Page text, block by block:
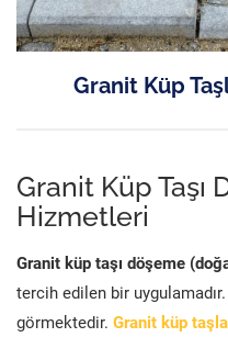
Granit Küp
Granit Küp Taşı
Hizmetleri
Granit küp taşı döşeme
tercih edilen bir
görmektedir. Granit küp